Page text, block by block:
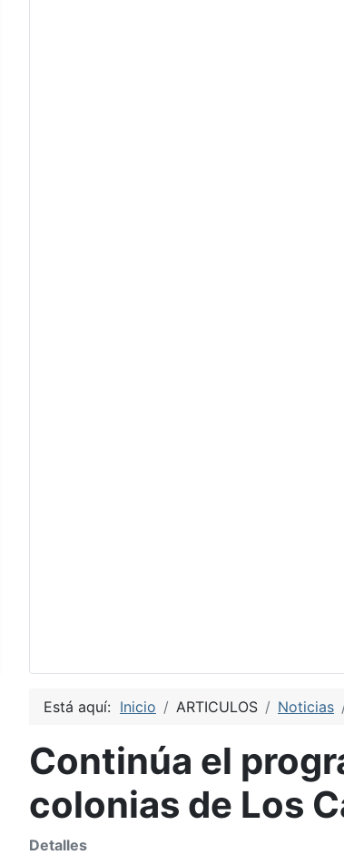
Está aquí: Inicio ARTICULOS Noticias
Continúa el
colonias de Los
Detalles